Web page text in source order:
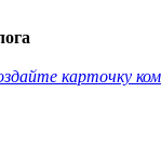
карточку